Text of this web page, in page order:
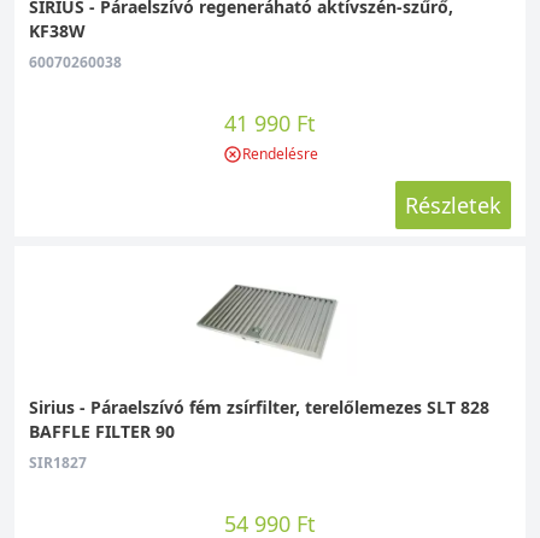
SIRIUS - Páraelszívó regeneráható aktívszén-szűrő,
KF38W
60070260038
41 990 Ft
Rendelésre
Részletek
Sirius - Páraelszívó fém zsírfilter, terelőlemezes SLT 828
BAFFLE FILTER 90
SIR1827
54 990 Ft